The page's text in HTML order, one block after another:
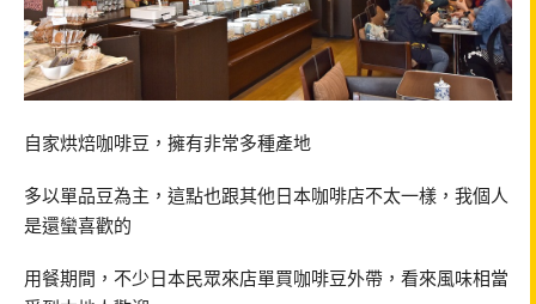
自家烘焙咖啡豆，擁有非常多種產地
多以單品豆為主，這點也跟其他日本咖啡店不太一樣，我個人
是還蠻喜歡的
用餐期間，不少日本民眾來店單買咖啡豆外帶，看來風味相當